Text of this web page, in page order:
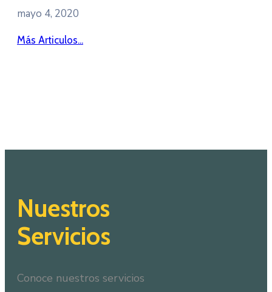
mayo 4, 2020
Más Articulos...
Nuestros
Servicios
Conoce nuestros servicios